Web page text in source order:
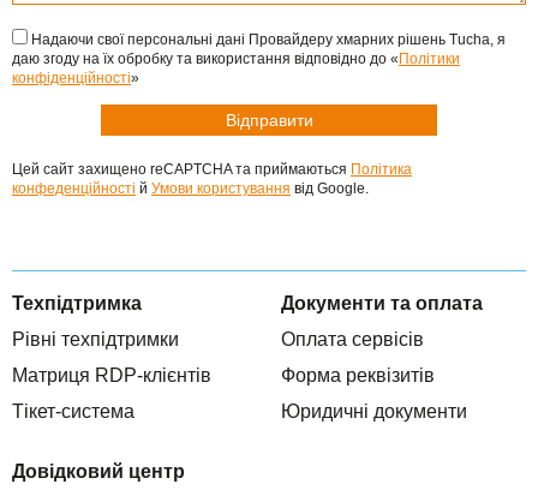
Надаючи свої персональні дані Провайдеру хмарних рішень Tucha, я
даю згоду на їх обробку та використання відповідно до « Політики
конфіденційності»
Цей сайт захищено reCAPTCHA та приймаються Політика
конфеденційності й Умови користування від Google.
Техпідтримка
Рівні техпідтримки
Матриця RDP-клієнтів
Тікет-система
Документи та оплата
Оплата сервісів
Форма реквізитів
Юридичні документи
Довідковий центр